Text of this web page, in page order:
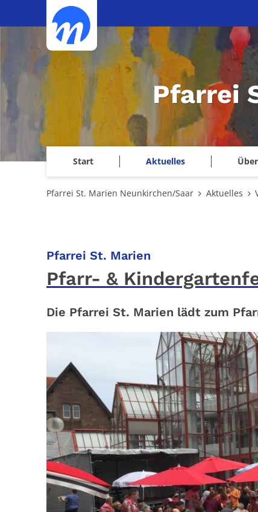
Zum Inhalt springen
Pfarrei
Start Aktuelles
Pfarrei St. Marien Neunkirchen/Saar Aktuelles
Pfarrei St. Marien
Pfarr- &
Die Pfarrei St. Marien lädt zum